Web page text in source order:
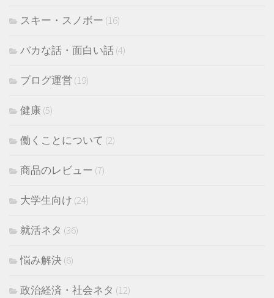
スキー・スノボー (16)
バカな話・面白い話(4)
ブログ運営 (19)
健康 (5)
働くことについて (2)
商品のレビュー (7)
大学生向け (24)
就活ネタ (36)
悩み解決(6)
政治経済・社会ネタ (12)